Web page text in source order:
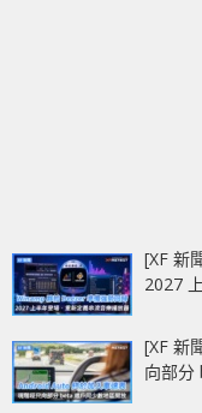
[XF 新
2027
[XF 新
向部分